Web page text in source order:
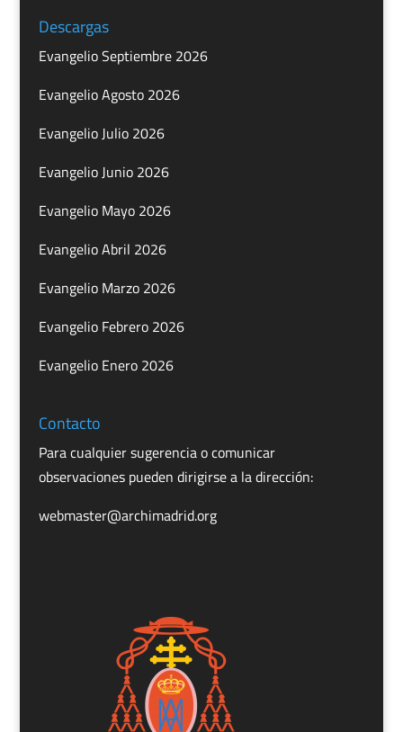
Descargas
Evangelio Septiembre 2026
Evangelio Agosto 2026
Evangelio Julio 2026
Evangelio Junio 2026
Evangelio Mayo 2026
Evangelio Abril 2026
Evangelio Marzo 2026
Evangelio Febrero 2026
Evangelio Enero 2026
Contacto
Para cualquier sugerencia o comunicar
observaciones pueden dirigirse a la dirección:
webmaster@archimadrid.org